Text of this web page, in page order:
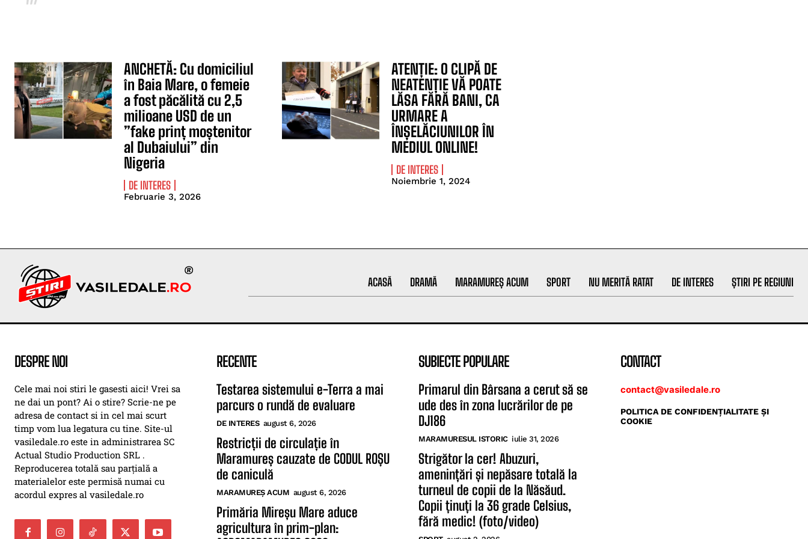
ANCHETĂ: Cu domiciliul
în Baia Mare, o femeie
a fost păcălită cu 2,5
milioane USD de un
”fake prinț moștenitor
al Dubaiului” din
Nigeria
DE INTERES
Februarie 3, 2026
ATENȚIE: O CLIPĂ DE
NEATENȚIE VĂ POATE
LĂSA FĂRĂ BANI, CA
URMARE A
ÎNȘELĂCIUNILOR ÎN
MEDIUL ONLINE!
DE INTERES
Noiembrie 1, 2024
ACASĂ DRAMĂ MARAMUREȘ ACUM SPORT NU MERITĂ RATAT DE INTERES ȘTIRI PE REGIUNI
DESPRE NOI
Cele mai noi stiri le gasesti aici! Vrei sa
ne dai un pont? Ai o stire? Scrie-ne pe
adresa de contact si in cel mai scurt
timp vom lua legatura cu tine. Site-ul
vasiledale.ro este in administrarea SC
Actual Studio Production SRL .
Reproducerea totală sau parțială a
materialelor este permisă numai cu
acordul expres al vasiledale.ro
RECENTE
Testarea sistemului e-Terra a mai
parcurs o rundă de evaluare
DE INTERES august 6, 2026
Restricții de circulație în
Maramureș cauzate de CODUL ROȘU
de caniculă
MARAMUREȘ ACUM august 6, 2026
Primăria Mireșu Mare aduce
agricultura în prim-plan:
SUBIECTE POPULARE
Primarul din Bârsana a cerut să se
ude des în zona lucrărilor de pe
DJ186
MARAMURESUL ISTORIC iulie 31, 2026
Strigător la cer! Abuzuri,
amenințări și nepăsare totală la
turneul de copii de la Năsăud.
Copii ținuți la 36 grade Celsius,
fără medic! (foto/video)
CONTACT
contact@vasiledale.ro
POLITICA DE CONFIDENŢIALITATE ŞI
COOKIE